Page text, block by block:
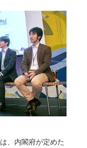
、内閣府が定めた